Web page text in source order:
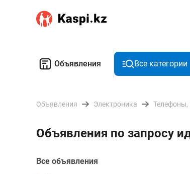
Объявления Все категории
Объявления Электроника Телефоны,
Объявления по запросу
Все объявления